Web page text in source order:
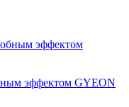
эффектом GYEON